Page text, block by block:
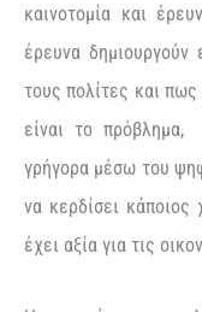
καινοτομία και
έρευνα
τους πολίτες και
είναι το πρόβλημα,
γρήγορα μέσω του
να κερδίσει
έχει αξία για τις